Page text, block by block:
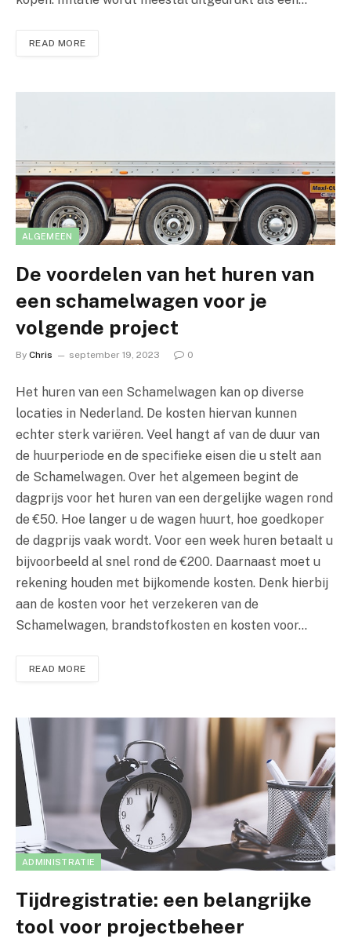
READ MORE
ALGEMEEN
De voordelen van het huren van
een schamelwagen voor je
volgende project
By Chris september 19, 2023 0
Het huren van een Schamelwagen kan op diverse
locaties in Nederland. De kosten hiervan kunnen
echter sterk variëren. Veel hangt af van de duur van
de huurperiode en de specifieke eisen die u stelt aan
de Schamelwagen. Over het algemeen begint de
dagprijs voor het huren van een dergelijke wagen rond
de €50. Hoe langer u de wagen huurt, hoe goedkoper
de dagprijs vaak wordt. Voor een week huren betaalt u
bijvoorbeeld al snel rond de €200. Daarnaast moet u
rekening houden met bijkomende kosten. Denk hierbij
aan de kosten voor het verzekeren van de
Schamelwagen, brandstofkosten en kosten voor…
READ MORE
ADMINISTRATIE
Tijdregistratie: een belangrijke
tool voor projectbeheer